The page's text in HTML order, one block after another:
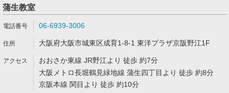
蒲生教室
06-6939-3006
大阪府大阪市城東区成育1-8-1 東洋プラザ京阪野江1F
おおさか東線 JR野江より 徒歩 約7分
大阪メトロ長堀鶴見緑地線 蒲生四丁目より 徒歩 約8分
京阪本線 関目より 徒歩 約10分